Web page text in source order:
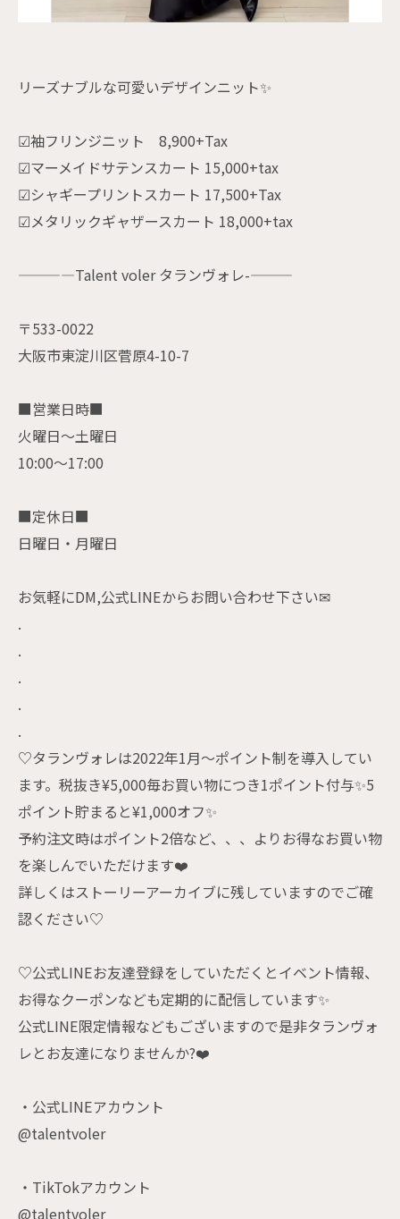
リーズナブルな可愛いデザインニット✨
☑袖フリンジニット 8,900+Tax
☑マーメイドサテンスカート 15,000+tax
☑シャギープリントスカート 17,500+Tax
☑メタリックギャザースカート 18,000+tax
————Talent voler タランヴォレ-———
〒533-0022
大阪市東淀川区菅原4-10-7
■営業日時■
火曜日〜土曜日
10:00〜17:00
■定休日■
日曜日・月曜日
お気軽にDM,公式LINEからお問い合わせ下さい✉
.
.
.
.
.
♡タランヴォレは2022年1月〜ポイント制を導入してい
ます。税抜き¥5,000毎お買い物につき1ポイント付与✨5
ポイント貯まると¥1,000オフ✨
予約注文時はポイント2倍など、、、よりお得なお買い物
を楽しんでいただけます❤️
詳しくはストーリーアーカイブに残していますのでご確
認ください♡
♡公式LINEお友達登録をしていただくとイベント情報、
お得なクーポンなども定期的に配信しています✨
公式LINE限定情報などもございますので是非タランヴォ
レとお友達になりませんか?❤️
・公式LINEアカウント
@talentvoler
・TikTokアカウント
@talentvoler